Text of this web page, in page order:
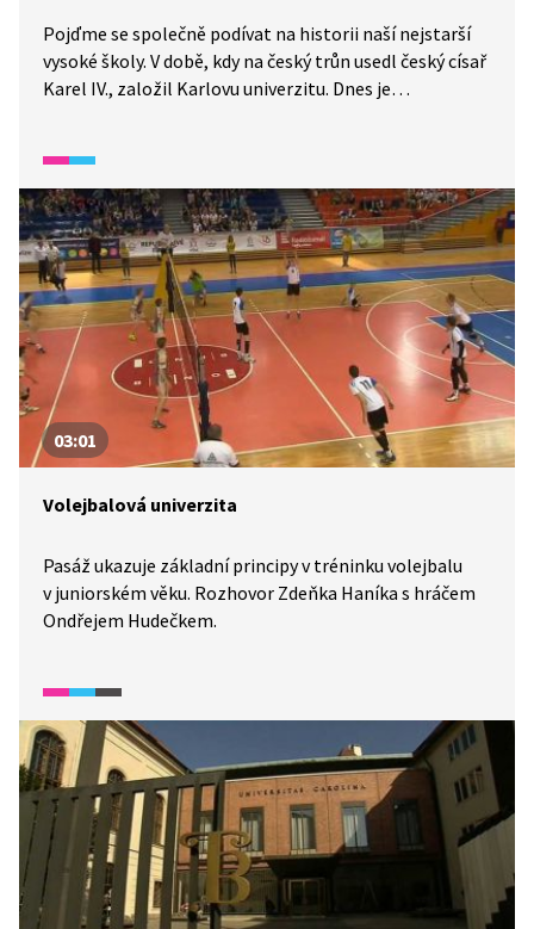
Pojďme se společně podívat na historii naší nejstarší
vysoké školy. V době, kdy na český trůn usedl český císař
Karel IV., založil Karlovu univerzitu. Dnes je
03:01
Volejbalová univerzita
Pasáž ukazuje základní principy v tréninku volejbalu
v juniorském věku. Rozhovor Zdeňka Haníka s hráčem
Ondřejem Hudečkem.